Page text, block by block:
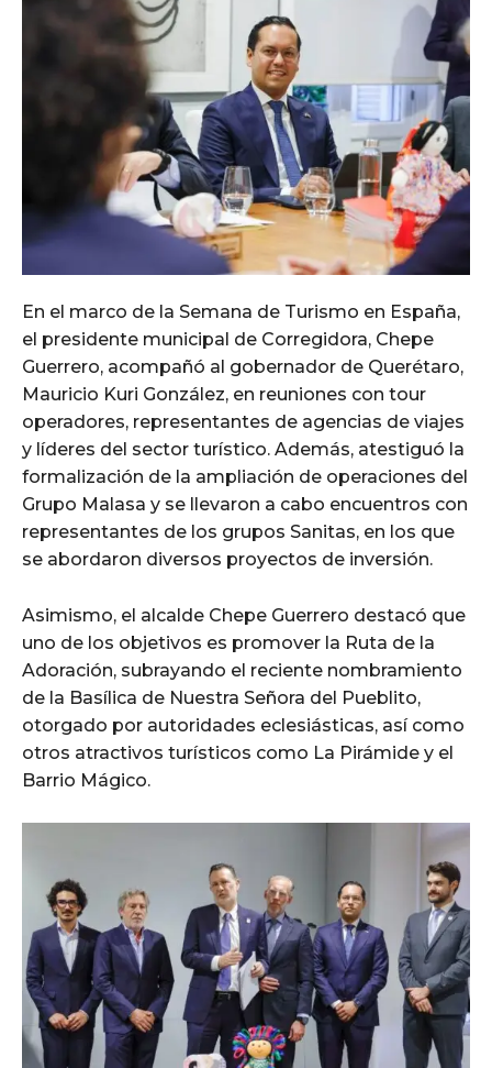
En el marco de la Semana de Turismo en España,
el presidente municipal de Corregidora, Chepe
Guerrero, acompañó al gobernador de Querétaro,
Mauricio Kuri González, en reuniones con tour
operadores, representantes de agencias de viajes
y líderes del sector turístico. Además, atestiguó la
formalización de la ampliación de operaciones del
Grupo Malasa y se llevaron a cabo encuentros con
representantes de los grupos Sanitas, en los que
se abordaron diversos proyectos de inversión.
Asimismo, el alcalde Chepe Guerrero destacó que
uno de los objetivos es promover la Ruta de la
Adoración, subrayando el reciente nombramiento
de la Basílica de Nuestra Señora del Pueblito,
otorgado por autoridades eclesiásticas, así como
otros atractivos turísticos como La Pirámide y el
Barrio Mágico.